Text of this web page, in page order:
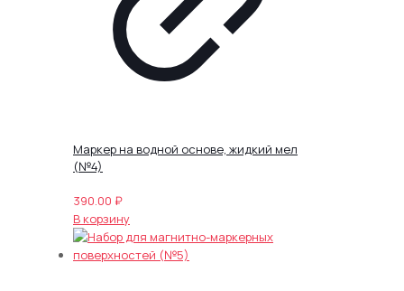
Маркер на водной основе, жидкий мел
(№4)
390.00 ₽
В корзину